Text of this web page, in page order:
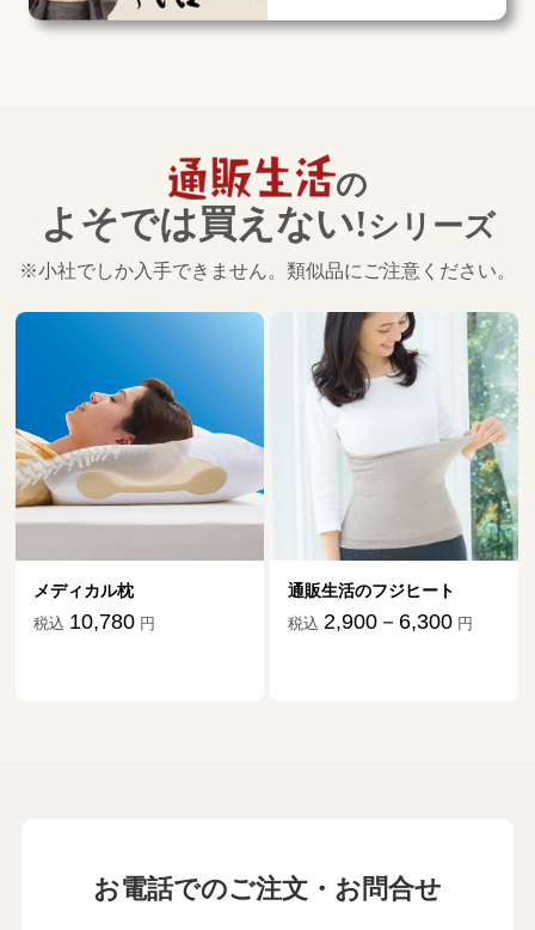
の
よそでは買えない!シリーズ
※小社でしか入手できません。類似品にご注意ください。
メディカル枕
税込 10,780 円
通販生活のフジヒート
税込 2,900－6,300 円
お電話でのご注文・お問合せ